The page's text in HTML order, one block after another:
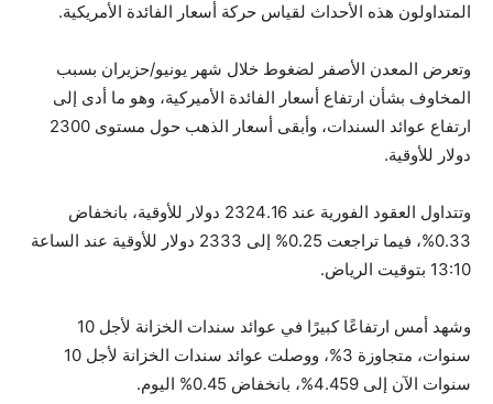
المتداولون هذه الأحداث لقياس حركة أسعار الفائدة الأمريكية.
وتعرض المعدن الأصفر لضغوط خلال شهر يونيو/حزيران بسبب
المخاوف بشأن ارتفاع أسعار الفائدة الأميركية، وهو ما أدى إلى
ارتفاع عوائد السندات، وأبقى أسعار الذهب حول مستوى 2300
دولار للأوقية.
وتتداول العقود الفورية عند 2324.16 دولار للأوقية، بانخفاض
0.33%، فيما تراجعت 0.25% إلى 2333 دولار للأوقية عند الساعة
13:10 بتوقيت الرياض.
وشهد أمس ارتفاعًا كبيرًا في عوائد سندات الخزانة لأجل 10
سنوات، متجاوزة 3%، ووصلت عوائد سندات الخزانة لأجل 10
سنوات الآن إلى 4.459%، بانخفاض 0.45% اليوم.